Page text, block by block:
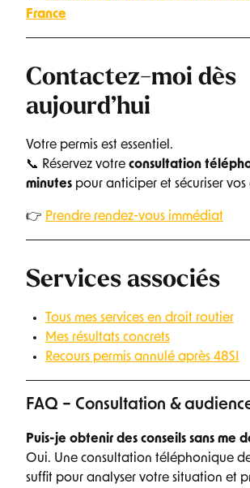
France
Contactez-moi dès
aujourd’hui
Votre permis est essentiel.
📞 Réservez votre consultation
minutes pour anticiper et sécuriser vos
👉 Prendre rendez-vous immédiat
Services associés
Tous mes services en droit routier
Mes résultats concrets
Recours permis annulé après 48SI
FAQ – Consultation &
Puis-je obtenir des conseils sans me
Oui. Une consultation téléphonique
suffit pour analyser votre situation et